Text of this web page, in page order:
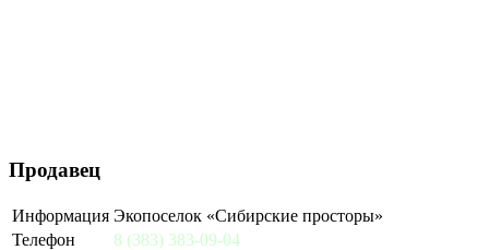
Продавец
Информация Экопоселок «Сибирские просторы»
Телефон
8 (383) 383-09-04